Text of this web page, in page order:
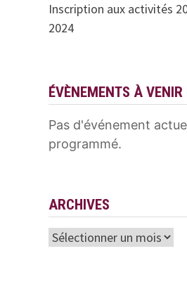
Inscription aux activités
2024
ÉVÈNEMENTS À VENIR
Pas d'événement
programmé.
ARCHIVES
Archives